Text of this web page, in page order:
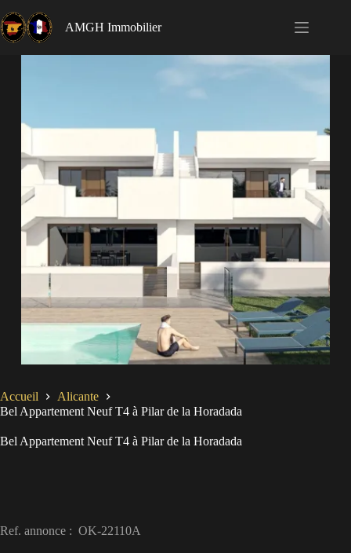
AMGH Immobilier
Accueil
Alicante
Bel Appartement Neuf T4 à Pilar de la Horadada
Bel Appartement Neuf T4 à Pilar de la Horadada
Ref. annonce : OK-22110A